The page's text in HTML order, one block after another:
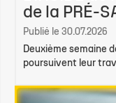
de la PRÉ-
Publié le 30.07.2026
Deuxième semaine
poursuivent leur